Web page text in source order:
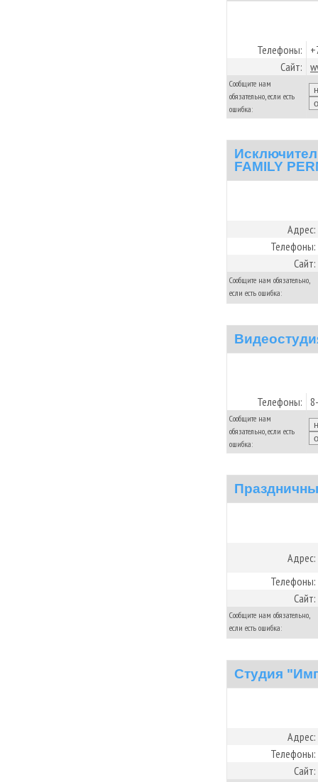
Телефоны:
Сайт:
Сообщите нам
обязательно, если есть
ошибка:
FAMILY
Адрес:
Телефоны:
Сайт:
Сообщите нам обязательно,
если есть ошибка:
Телефоны:
Сообщите нам
обязательно, если есть
ошибка:
Адрес:
Телефоны:
Сайт:
Сообщите нам обязательно,
если есть ошибка:
Студия
Адрес:
Телефоны:
Сайт: